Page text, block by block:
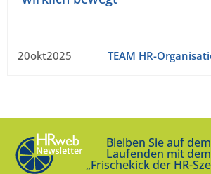
20okt2025 TEAM HR-
Bleiben Sie auf dem
Laufenden mit dem
„Frischekick der HR-